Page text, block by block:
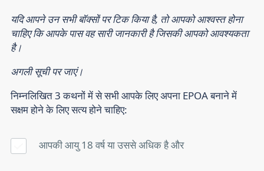
यदि आपने उन सभी बॉक्सों पर टिक किया है, तो आपको आश्वस्त होना
चाहिए कि आपके पास वह सारी जानकारी है जिसकी आपको आवश्यकता
है।
अगली सूची पर जाएं।
निम्नलिखित 3 कथनों में से सभी आपके लिए अपना EPOA बनाने में
सक्षम होने के लिए सत्य होने चाहिए:
आपकी आयु 18 वर्ष या उससे अधिक हैऔर